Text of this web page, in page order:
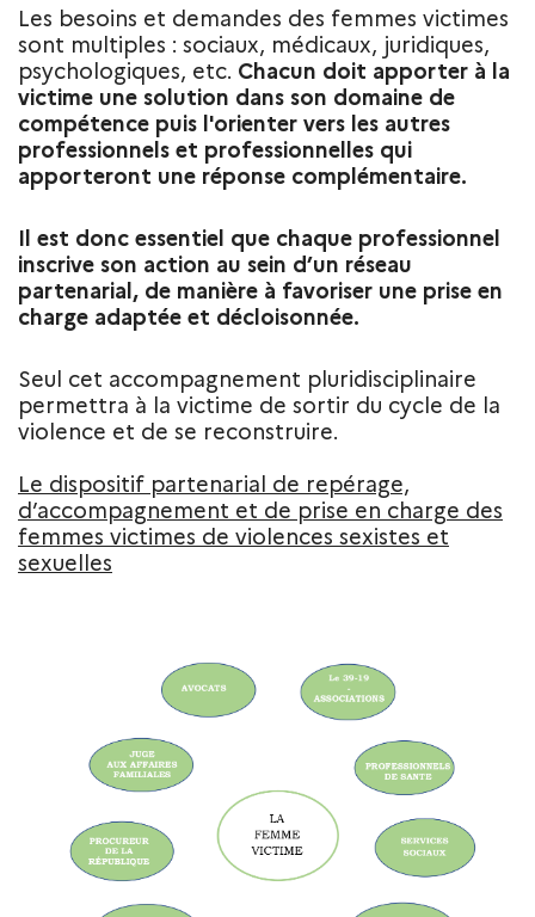
Les besoins et demandes des femmes victimes
sont multiples : sociaux, médicaux, juridiques,
psychologiques, etc. Chacun doit apporter à la
victime une solution dans son domaine de
compétence puis l'orienter vers les autres
professionnels et professionnelles qui
apporteront une réponse complémentaire.
Il est donc essentiel que chaque professionnel
inscrive son action au sein d’un réseau
partenarial, de manière à favoriser une prise en
charge adaptée et décloisonnée.
Seul cet accompagnement pluridisciplinaire
permettra à la victime de sortir du cycle de la
violence et de se reconstruire.
Le dispositif partenarial de repérage,
d’accompagnement et de prise en charge des
femmes victimes de violences sexistes et
sexuelles